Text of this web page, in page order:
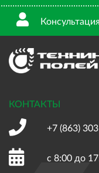
КОНТАКТЫ
+7 (863)
с 8:00 до